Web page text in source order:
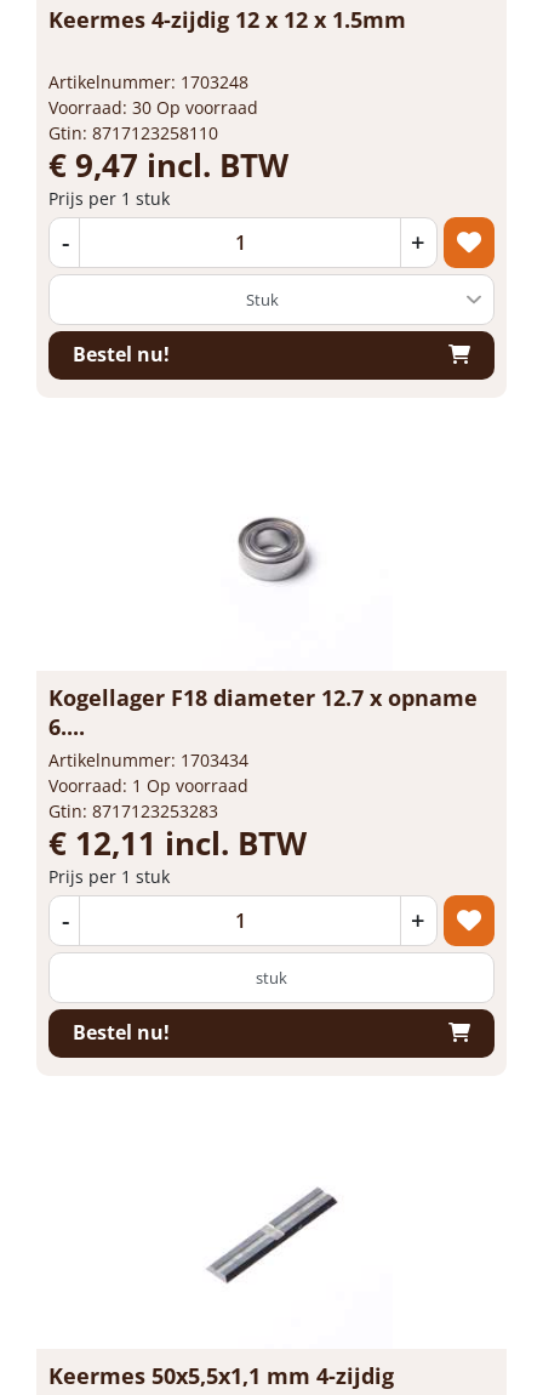
Keermes 4-zijdig 12 x 12 x 1.5mm
Artikelnummer: 1703248
Voorraad: 30 Op voorraad
Gtin: 8717123258110
€ 9,47 incl. BTW
Prijs per 1 stuk
- +
Bestel nu!
Kogellager F18 diameter 12.7 x opname
6....
Artikelnummer: 1703434
Voorraad: 1 Op voorraad
Gtin: 8717123253283
€ 12,11 incl. BTW
Prijs per 1 stuk
- +
stuk
Bestel nu!
Keermes 50x5,5x1,1 mm 4-zijdig